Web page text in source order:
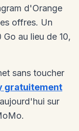
d'Orange
offres. Un
au lieu de 10,
sans toucher
gratuitement
sur